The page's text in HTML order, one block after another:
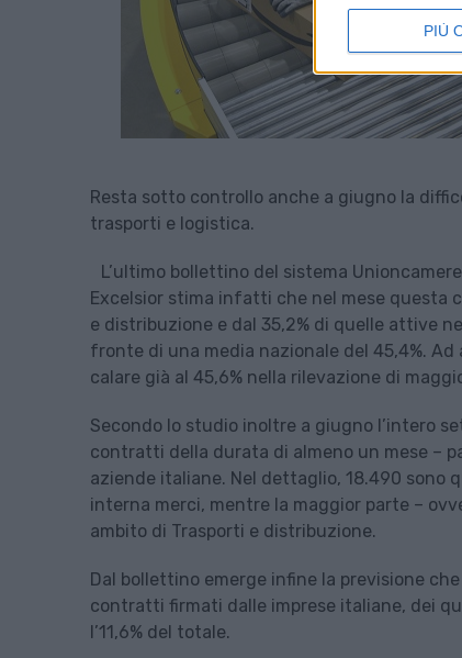
PIÙ
Resta sotto controllo anche a giugno la
trasporti e logistica.
L’ultimo bollettino del sistema
Excelsior stima infatti che nel mese questa
e distribuzione e dal 35,2% di quelle attive
fronte di una media nazionale del 45,4%.
calare già al 45,6% nella rilevazione di
Secondo lo studio inoltre a giugno l’intero
contratti della durata di almeno un mese –
aziende italiane. Nel dettaglio, 18.490 sono
interna merci, mentre la maggior parte –
ambito di Trasporti e distribuzione.
Dal bollettino emerge infine la previsione
contratti firmati dalle imprese italiane, dei
l’11,6% del totale.